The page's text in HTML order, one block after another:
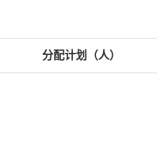
分配计划（人）